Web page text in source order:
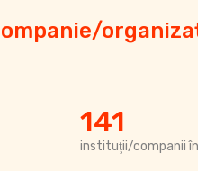
141
instituţii/companii